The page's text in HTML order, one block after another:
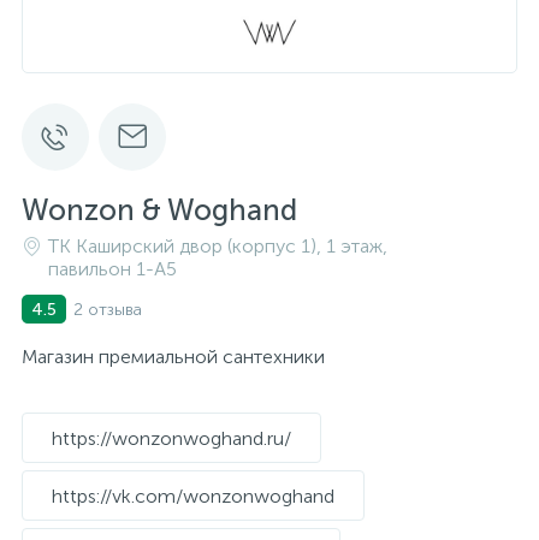
Wonzon & Woghand
ТК Каширский двор (корпус 1), 1 этаж,
павильон 1-A5
4.5 2 отзыва
Магазин премиальной сантехники
https://wonzonwoghand.ru/
https://vk.com/wonzonwoghand